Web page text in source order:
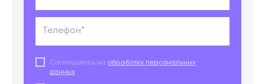
Телефон*
Соглашаюсь на обработку персональных
данных